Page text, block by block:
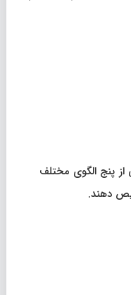
پنج الگوی مختلف
دهند.